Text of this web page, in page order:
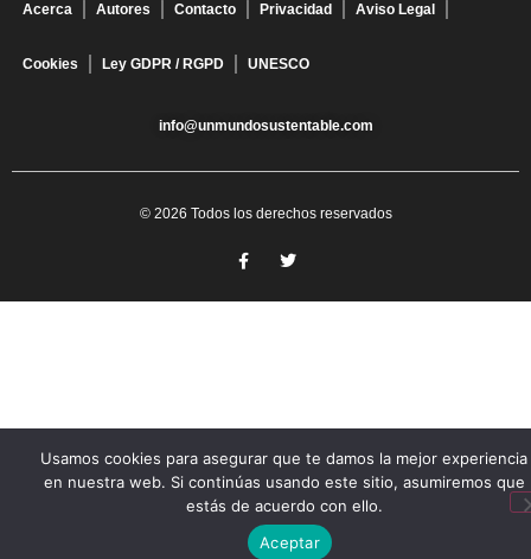
Acerca Autores Contacto Privacidad Aviso Legal
Cookies Ley GDPR / RGPD UNESCO
info@unmundosustentable.com
© 2026 Todos los derechos reservados
Usamos cookies para asegurar que te damos la mejor experiencia
en nuestra web. Si continúas usando este sitio, asumiremos que
estás de acuerdo con ello.
Aceptar